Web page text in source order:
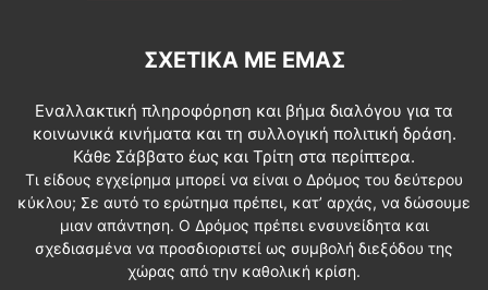
ΣΧΕΤΙΚΆ ΜΕ ΕΜΆΣ
Εναλλακτική πληροφόρηση και βήμα διαλόγου για τα
κοινωνικά κινήματα και τη συλλογική πολιτική δράση.
Κάθε Σάββατο έως και Τρίτη στα περίπτερα.
Τι είδους εγχείρημα μπορεί να είναι ο Δρόμος του δεύτερου
κύκλου; Σε αυτό το ερώτημα πρέπει, κατ’ αρχάς, να δώσουμε
μιαν απάντηση. Ο Δρόμος πρέπει ενσυνείδητα και
σχεδιασμένα να προσδιοριστεί ως συμβολή διεξόδου της
χώρας από την καθολική κρίση.